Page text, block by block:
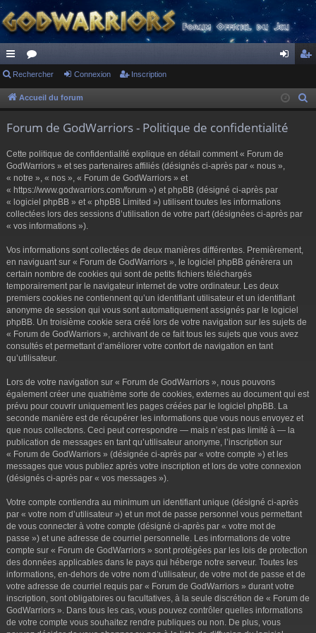
ac
co
s
or
u ne cri
Rechercher Connexion Inscription
Accueil du forum
Forum de GodWarriors - Politique de confidentialité
Cette politique de confidentialité explique en détail comment « Forum de
GodWarriors » et ses partenaires affiliés (désignés ci-après par « nous »,
« notre », « nos », « Forum de GodWarriors » et
« https://www.godwarriors.com/forum ») et phpBB (désigné ci-après par
« logiciel phpBB » et « phpBB Limited ») utilisent toutes les informations
collectées lors des sessions d’utilisation de votre part (désignées ci-après par
« vos informations »).
Vos informations sont collectées de deux manières différentes. Premièrement,
en naviguant sur « Forum de GodWarriors », le logiciel phpBB génèrera un
certain nombre de cookies qui sont de petits fichiers téléchargés
temporairement par le navigateur internet de votre ordinateur. Les deux
premiers cookies ne contiennent qu’un identifiant utilisateur et un identifiant
anonyme de session qui vous sont automatiquement assignés par le logiciel
phpBB. Un troisième cookie sera créé lors de votre navigation sur les sujets de
« Forum de GodWarriors », archivant de ce fait tous les sujets que vous avez
consultés et permettant d’améliorer votre confort de navigation en tant
qu’utilisateur.
Lors de votre navigation sur « Forum de GodWarriors », nous pouvons
également créer une quatrième sorte de cookies, externes au document qui est
prévu pour couvrir uniquement les pages créées par le logiciel phpBB. La
seconde manière est de récupérer les informations que vous nous envoyez et
que nous collectons. Ceci peut correspondre — mais n’est pas limité à — la
publication de messages en tant qu’utilisateur anonyme, l’inscription sur
« Forum de GodWarriors » (désignée ci-après par « votre compte ») et les
messages que vous publiez après votre inscription et lors de votre connexion
(désignés ci-après par « vos messages »).
Votre compte contiendra au minimum un identifiant unique (désigné ci-après
par « votre nom d’utilisateur ») et un mot de passe personnel vous permettant
de vous connecter à votre compte (désigné ci-après par « votre mot de
passe ») et une adresse de courriel personnelle. Les informations de votre
compte sur « Forum de GodWarriors » sont protégées par les lois de protection
des données applicables dans le pays qui héberge notre serveur. Toutes les
informations, en-dehors de votre nom d’utilisateur, de votre mot de passe et de
votre adresse de courriel requis par « Forum de GodWarriors » durant votre
inscription, sont obligatoires ou facultatives, à la seule discrétion de « Forum de
GodWarriors ». Dans tous les cas, vous pouvez contrôler quelles informations
de votre compte vous souhaitez rendre publiques ou non. De plus, vous